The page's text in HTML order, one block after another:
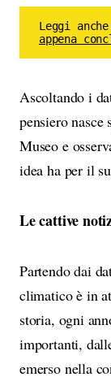
Leggi
appena
Ascoltando i
pensiero nasce
Museo e
idea ha per il
Le cattive
Partendo dai
climatico è in
storia, ogni
importanti,
emerso nella